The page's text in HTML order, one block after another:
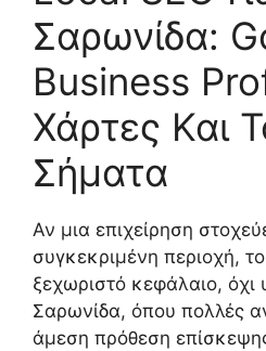
Σαρωνίδα:
Business
Χάρτες Και
Σήματα
Αν μια επιχείρηση
συγκεκριμένη περιοχή, το
ξεχωριστό κεφάλαιο,
Σαρωνίδα, όπου πολλές
άμεση πρόθεση